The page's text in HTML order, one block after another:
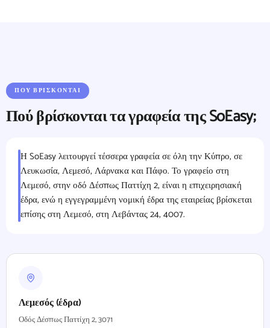
ΠΟΎ ΒΡΊΣΚΟΝΤΑΙ
Πού βρίσκονται τα γραφεία της SoEasy;
Η SoEasy λειτουργεί τέσσερα γραφεία σε όλη την Κύπρο, σε
Λευκωσία, Λεμεσό, Λάρνακα και Πάφο. Το γραφείο στη
Λεμεσό, στην οδό Δέσπως Παττίχη 2, είναι η επιχειρησιακή
έδρα, ενώ η εγγεγραμμένη νομική έδρα της εταιρείας βρίσκεται
επίσης στη Λεμεσό, στη Λεβάντας 24, 4007.
Λεμεσός (έδρα)
Οδός Δέσπως Παττίχη 2, 3071